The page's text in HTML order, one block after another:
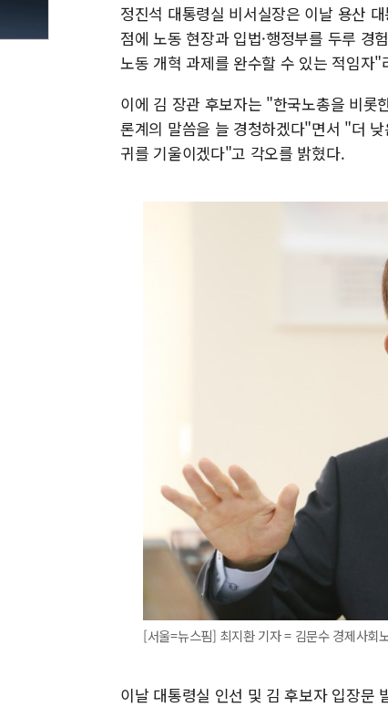
정진석 대통령실 비서실장은 이날 용산
점에 노동 현장과 입법·행정부를 두루 경
노동 개혁 과제를 완수할 수 있는 적임자
이에 김 장관 후보자는 "한국노총을 비롯
론계의 말씀을 늘 경청하겠다"면서 "더
귀를 기울이겠다"고 각오를 밝혔다.
[서울=뉴스핌] 최지환 기자 = 김문수 경제사
이날 대통령실 인선 및 김 후보자 입장문